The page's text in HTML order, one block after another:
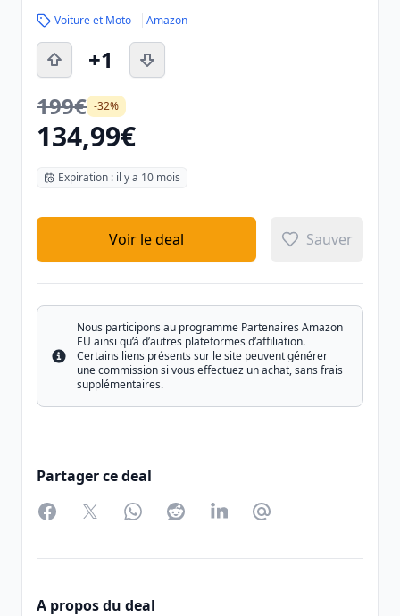
Voiture et Moto Amazon
+1
199€ -32%
134,99€
Expiration : il y a 10 mois
Voir le deal Sauver
Info
Nous participons au programme Partenaires Amazon
EU ainsi qu’à d’autres plateformes d’affiliation.
Certains liens présents sur le site peuvent générer
une commission si vous effectuez un achat, sans frais
supplémentaires.
Partager ce deal
FacebookTwitterWhatsAppRedditLinkedInPartager par Email
A propos du deal